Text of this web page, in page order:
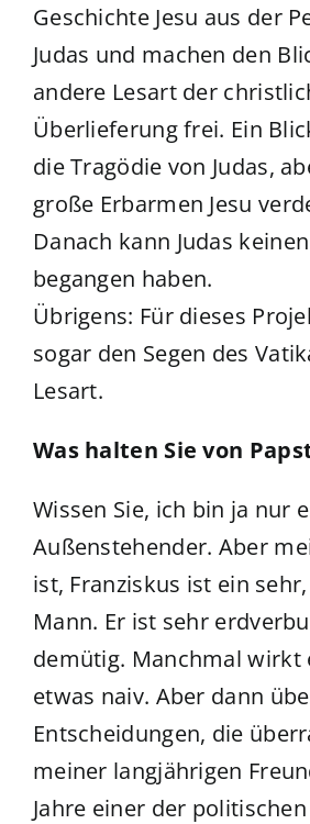
Geschichte Jesu aus der
Judas und machen den
andere Lesart der
Überlieferung frei. Ein
die Tragödie von Judas,
große Erbarmen Jesu
Danach kann Judas
begangen haben.
Übrigens: Für dieses
sogar den Segen des
Lesart.
Was halten Sie von
Wissen Sie, ich bin ja nur
Außenstehender. Aber
ist, Franziskus ist ein
Mann. Er ist sehr
demütig. Manchmal wirkt
etwas naiv. Aber dann
Entscheidungen, die
meiner langjährigen
Jahre einer der